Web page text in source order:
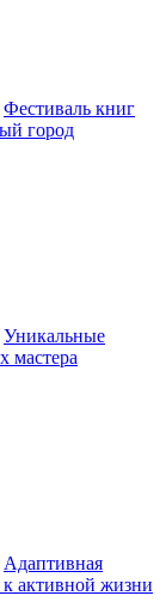
Фестиваль книг
город
Уникальные
мастера
Адаптивная
активной жизни